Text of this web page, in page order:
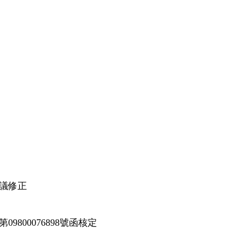
修正
09800076898號函核定